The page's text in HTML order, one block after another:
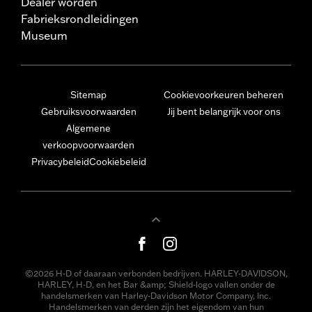
Fabrieksrondleidingen
Museum
Sitemap
Gebruiksvoorwaarden
Algemene
verkoopvoorwaarden
PrivacybeleidCookiebeleid
Cookievoorkeuren beheren
Jij bent belangrijk voor ons
©2026 H-D of daaraan verbonden bedrijven. HARLEY-DAVIDSON,
HARLEY, H-D, en het Bar &amp; Shield-logo vallen onder de
handelsmerken van Harley-Davidson Motor Company, Inc.
Handelsmerken van derden zijn het eigendom van hun